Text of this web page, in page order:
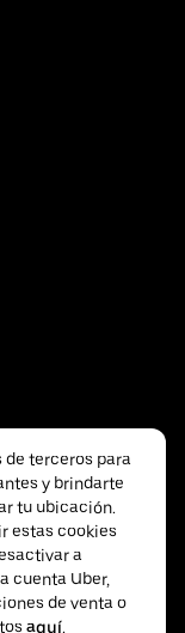
de terceros para
y brindarte
tu ubicación.
estas cookies
a
cuenta Uber,
de venta o
aquí.